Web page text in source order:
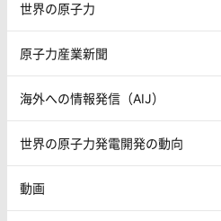
世界の原子力
原子力産業新聞
海外への情報発信（AIJ）
世界の原子力発電開発の動向
動画